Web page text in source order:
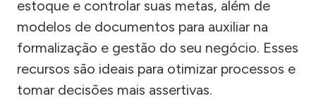
estoque e controlar suas metas, além de
modelos de documentos para auxiliar na
formalização e gestão do seu negócio. Esses
recursos são ideais para otimizar processos e
tomar decisões mais assertivas.